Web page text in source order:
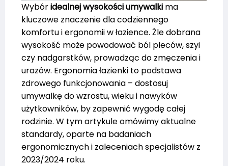
Wybóridealnej wysokości umywalki ma
kluczowe znaczenie dla codziennego
komfortu i ergonomii w łazience. Źle dobrana
wysokość może powodować ból pleców, szyi
czy nadgarstków, prowadząc do zmęczenia i
urazów. Ergonomia łazienki to podstawa
zdrowego funkcjonowania – dostosuj
umywalkę do wzrostu, wieku i nawyków
użytkowników, by zapewnić wygodę całej
rodzinie. W tym artykule omówimy aktualne
standardy, oparte na badaniach
ergonomicznych i zaleceniach specjalistów z
2023/2024 roku.